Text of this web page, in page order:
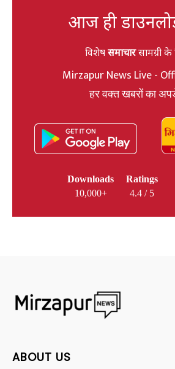
आज ही
विशेषसमाचारसामग्री के
Mirzapur News Live -
हर वक्त खबरों का
Downloads
10,000+
Ratings
4.4 / 5
ABOUT US